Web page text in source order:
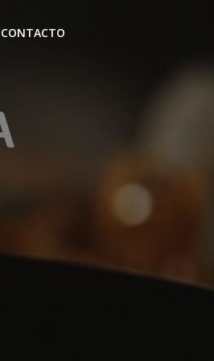
CONTACTO